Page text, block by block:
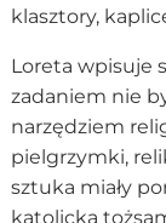
klasztory,
Loreta wpisuje
zadaniem nie
narzędziem
pielgrzymki,
sztuka miały
katolicką